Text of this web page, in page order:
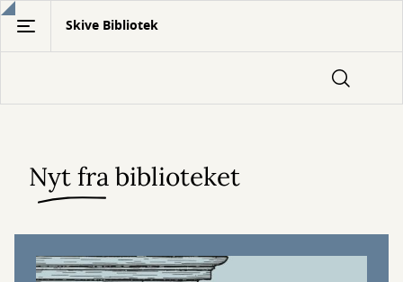
Gå
hovedindhold
Skive Bibliotek
Forside
Nyt fra biblioteket